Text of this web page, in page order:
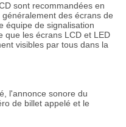
sont recommandées en
des écrans de
équipe de signalisation
que les écrans LCD et LED
visibles par tous dans la
l'annonce sonore du
de billet appelé et le